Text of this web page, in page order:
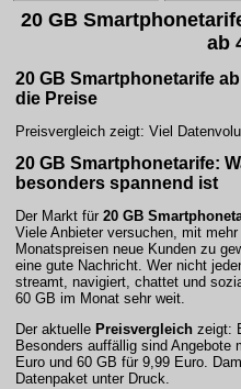
20 GB
ab
20 GB Smartphonetarife
die Preise
Preisvergleich zeigt: Viel
20 GB Smartphonetarife:
besonders spannend ist
Der Markt für 20 GB
Viele Anbieter versuchen, mit
Monatspreisen neue Kunden zu
eine gute Nachricht. Wer nicht
streamt, navigiert, chattet und
60 GB im Monat sehr weit.
Der aktuelle Preisvergleich zeigt:
Besonders auffällig sind
Euro und 60 GB für 9,99 Euro.
Datenpaket unter Druck.